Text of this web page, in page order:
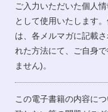
ご入力いただいた個人
として使用いたします
は、各メルマガに記載
れた方法にて、ご自身
ません)。
この電子書籍の内容に